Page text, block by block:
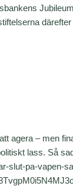
agera – men
lass. Så
slut-pa-vapen-